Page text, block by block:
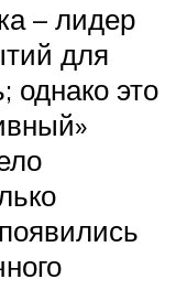
– лидер
для
однако это